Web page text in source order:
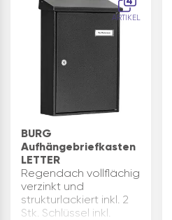
ARTIKEL
BURG
Aufhängebriefkasten
LETTER
Regendach vollflächig
verzinkt und
strukturlackiert inkl. 2
Stk. Schlüssel inkl.